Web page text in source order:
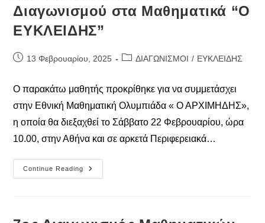
Διαγωνισμού στα Μαθηματικά “Ο
ΕΥΚΛΕΙΔΗΣ”
Post13 Φεβρουαρίου, 2025
PostΔΙΑΓΩΝΙΣΜΟΙ / ΕΥΚΛΕΙΔΗΣ
Ο παρακάτω μαθητής προκρίθηκε για να συμμετάσχει
στην Εθνική Μαθηματική Ολυμπιάδα « Ο ΑΡΧΙΜΗΔΗΣ»,
η οποία θα διεξαχθεί το Σάββατο 22 Φεβρουαρίου, ώρα
10.00, στην Αθήνα και σε αρκετά Περιφερειακά…
Continue Reading
Αποτελέσματα
85ου